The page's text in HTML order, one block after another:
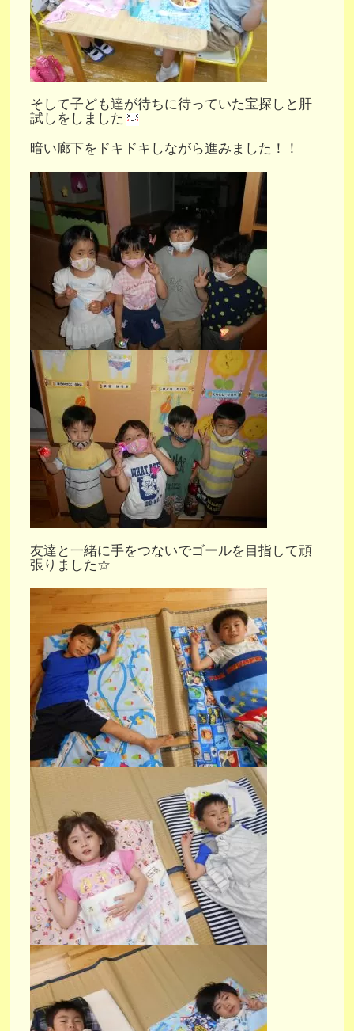
そして子ども達が待ちに待っていた宝探しと肝
試しをしました
暗い廊下をドキドキしながら進みました！！
友達と一緒に手をつないでゴールを目指して頑
張りました☆